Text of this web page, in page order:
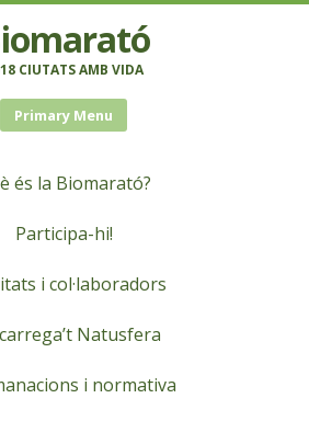
CIUTATS AMB VIDA
Primary Menu
és la Biomarató?
Participa-hi!
i col·laboradors
Natusfera
i normativa